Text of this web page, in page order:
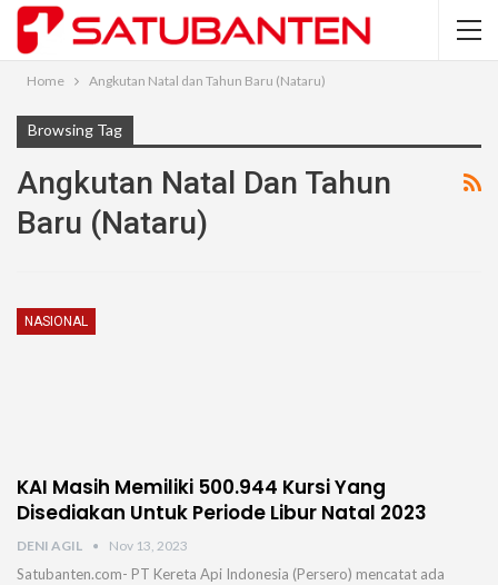
Home Angkutan Natal dan Tahun Baru (Nataru)
Browsing Tag
Angkutan Natal Dan Tahun
Baru (Nataru)
NASIONAL
KAI Masih Memiliki 500.944 Kursi Yang
Disediakan Untuk Periode Libur Natal 2023
DENI AGIL Nov 13, 2023
Satubanten.com- PT Kereta Api Indonesia (Persero) mencatat ada